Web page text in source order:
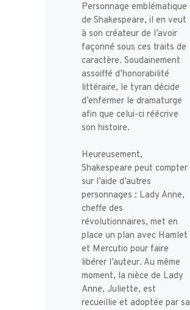
Personnage emblématique
de Shakespeare, il en veut
à son créateur de l’avoir
façonné sous ces traits de
caractère. Soudainement
assoiffé d’honorabilité
littéraire, le tyran décide
d’enfermer le dramaturge
afin que celui-ci réécrive
son histoire.
Heureusement,
Shakespeare peut compter
sur l’aide d’autres
personnages : Lady Anne,
cheffe des
révolutionnaires, met en
place un plan avec Hamlet
et Mercutio pour faire
libérer l’auteur. Au même
moment, la nièce de Lady
Anne, Juliette, est
recueillie et adoptée par sa